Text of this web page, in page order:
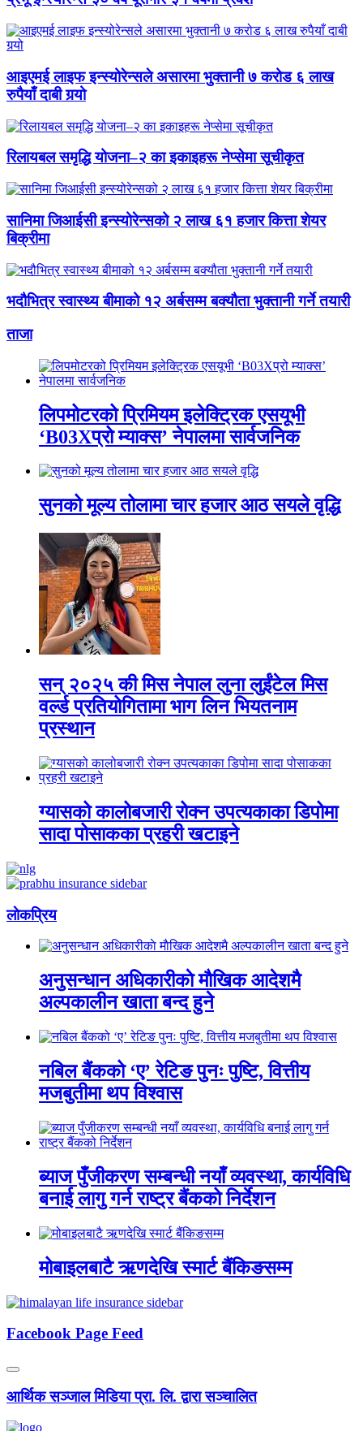
आइएमई लाइफ इन्स्योरेन्सले असारमा भुक्तानी ७ करोड ६ लाख
रुपैयाँ दाबी गर्‍यो
रिलायबल समृद्धि योजना–२ का इकाइहरू नेप्सेमा सूचीकृत
सानिमा जिआईसी इन्स्योरेन्सको २ लाख ६१ हजार कित्ता शेयर
बिक्रीमा
भदौभित्र स्वास्थ्य बीमाको १२ अर्बसम्म बक्यौता भुक्तानी गर्ने तयारी
ताजा
लिपमोटरको प्रिमियम इलेक्ट्रिक एसयूभी
‘B03Xप्रो म्याक्स’ नेपालमा सार्वजनिक
सुनको मूल्य तोलामा चार हजार आठ सयले वृद्धि
सन् २०२५ की मिस नेपाल लुना लुईंटेल मिस
वर्ल्ड प्रतियोगितामा भाग लिन भियतनाम
प्रस्थान
ग्यासको कालोबजारी रोक्न उपत्यकाका डिपोमा
सादा पोसाकका प्रहरी खटाइने
लाेकप्रिय
अनुसन्धान अधिकारीकाे माैखिक आदेशमै
अल्पकालीन खाता बन्द हुने
नबिल बैंकको ‘ए’ रेटिङ पुनः पुष्टि, वित्तीय
मजबुतीमा थप विश्वास
ब्याज पुँजीकरण सम्बन्धी नयाँ व्यवस्था, कार्यविधि
बनाई लागु गर्न राष्ट्र बैंकको निर्देशन
मोबाइलबाटै ऋणदेखि स्मार्ट बैंकिङसम्म
Facebook Page Feed
आर्थिक सञ्जाल मिडिया प्रा. लि. द्वारा सञ्चालित